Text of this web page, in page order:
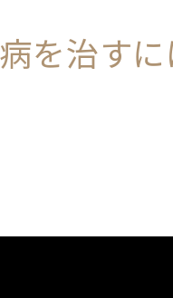
を治す